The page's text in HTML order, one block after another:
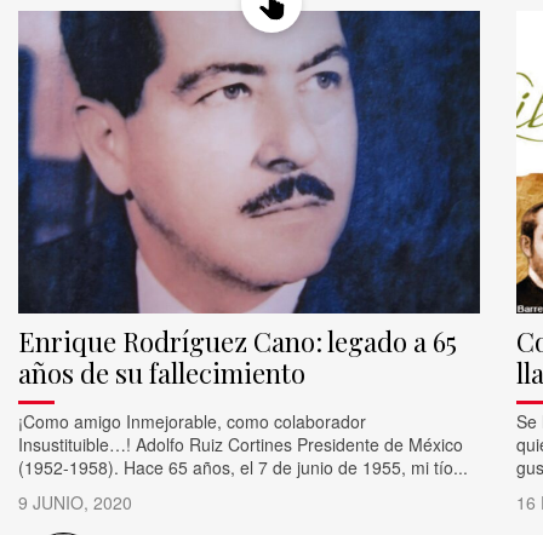
Enrique Rodríguez Cano: legado a 65
años de su fallecimiento
¡Como amigo Inmejorable, como colaborador
Insustituible…! Adolfo Ruiz Cortines Presidente de México
(1952-1958). Hace 65 años, el 7 de junio de 1955, mi tío...
9 JUNIO, 2020
Se
16